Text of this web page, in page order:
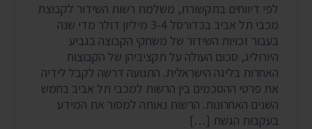
לפי דיווחים בתקשורת, משלמת רשות השידור לקבוצת
מכבי תל אביב בכדורסל 3-4 מיליון דולר מדי שנה
בעבור זכויות השידור של משחקי הקבוצה בגביע
היורוליג, סכום העולה על תקציביהן של הקבוצות
האחרות בליגה הישראלית. התנועה דרשה לקבל לידיה
את פרטי ההסכמים בין הרשות למכבי תל אביב בחמש
השנים האחרונות. הרשות נאותה למסור את המידע
בעקבות הגשת […]